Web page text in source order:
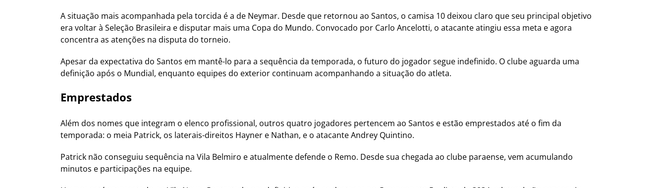
A situação mais acompanhada pela torcida é a de Neymar. Desde que retornou ao Santos, o camisa 10 deixou claro que seu principal objetivo
era voltar à Seleção Brasileira e disputar mais uma Copa do Mundo. Convocado por Carlo Ancelotti, o atacante atingiu essa meta e agora
concentra as atenções na disputa do torneio.
Apesar da expectativa do Santos em mantê-lo para a sequência da temporada, o futuro do jogador segue indefinido. O clube aguarda uma
definição após o Mundial, enquanto equipes do exterior continuam acompanhando a situação do atleta.
Emprestados
Além dos nomes que integram o elenco profissional, outros quatro jogadores pertencem ao Santos e estão emprestados até o fim da
temporada: o meia Patrick, os laterais-direitos Hayner e Nathan, e o atacante Andrey Quintino.
Patrick não conseguiu sequência na Vila Belmiro e atualmente defende o Remo. Desde sua chegada ao clube paraense, vem acumulando
minutos e participações na equipe.